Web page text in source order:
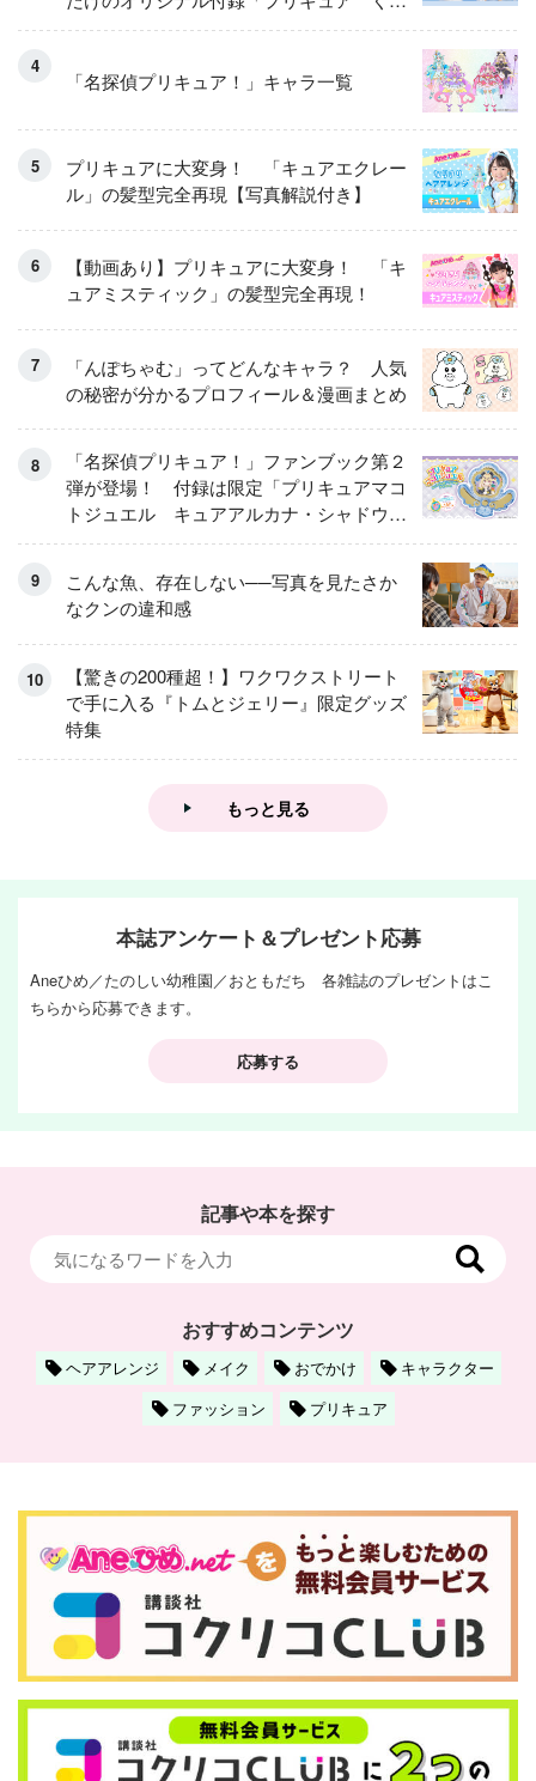
くるせんたくき」
「名探偵プリキュア！」キャラ一覧
プリキュアに大変身！ 「キュアエクレー
ル」の髪型完全再現【写真解説付き】
【動画あり】プリキュアに大変身！ 「キ
ュアミスティック」の髪型完全再現！
「んぽちゃむ」ってどんなキャラ？ 人気
の秘密が分かるプロフィール＆漫画まとめ
「名探偵プリキュア！」ファンブック第２
弾が登場！ 付録は限定「プリキュアマコ
トジュエル キュアアルカナ・シャドウ
アイスver.」 キュアエクレールを大特
こんな魚、存在しない──写真を見たさか
なクンの違和感
【驚きの200種超！】ワクワクストリート
で手に入る『トムとジェリー』限定グッズ
特集
もっと見る
本誌アンケート＆プレゼント応募
Aneひめ／たのしい幼稚園／おともだち 各雑誌のプレゼントはこ
ちらから応募できます。
応募する
記事や本を探す
おすすめコンテンツ
ヘアアレンジ メイク おでかけ
キャラクター
ファッション
プリキュア